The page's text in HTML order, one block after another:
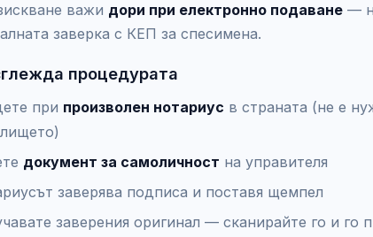
важи дори при електронно подаване —
заверка с КЕП за спесимена.
процедурата
при произволен нотариус в страната (не е
документ за самоличност на управителя
заверява подписа и поставя щемпел
заверения оригинал — сканирайте го и го